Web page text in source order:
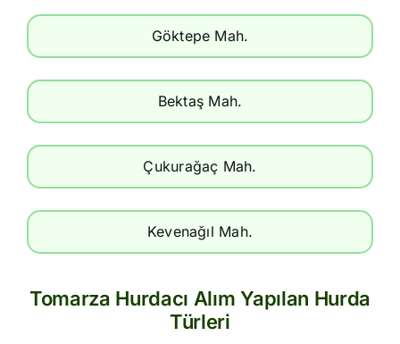
Göktepe Mah.
Bektaş Mah.
Çukurağaç Mah.
Kevenağıl Mah.
Tomarza Hurdacı Alım Yapılan Hurda
Türleri